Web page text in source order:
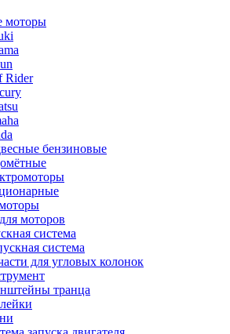
моторы
Rider
бензиновые
моторов
система
система
для угловых колонок
транца